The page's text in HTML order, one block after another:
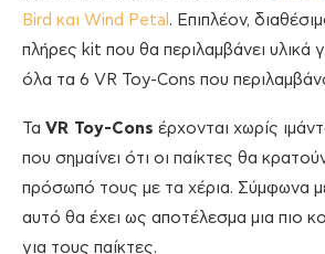
Bird και Wind Petal . Επιπλέον,
πλήρες kit που θα περιλαμβάνει υλικά
όλα τα 6 VR Toy-Cons που
Τα VR Toy-Cons έρχονται χωρίς
που σημαίνει ότι οι παίκτες θα
πρόσωπό τους με τα χέρια. Σύμφωνα
αυτό θα έχει ως αποτέλεσμα μια πιο
για τους παίκτες.